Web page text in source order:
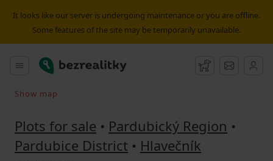
It looks like our server is undergoing maintenance or you are offline.
Some features of the site may be temporarily unavailable.
Main menu
Bezrealitky Watchdog
Search on the map
Show map
Plots for sale • Pardubický Region •
Pardubice District • Hlavečník